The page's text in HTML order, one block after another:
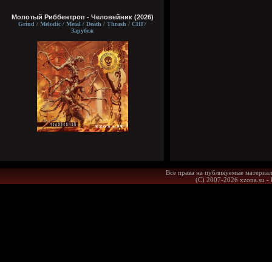
Молотый Риббентроп - Человейник (2026)
Grind / Melodic / Metal / Death / Thrash / СНГ/
Зарубеж
Все права на публикуемые
(С) 2007-2026 xzona.su -